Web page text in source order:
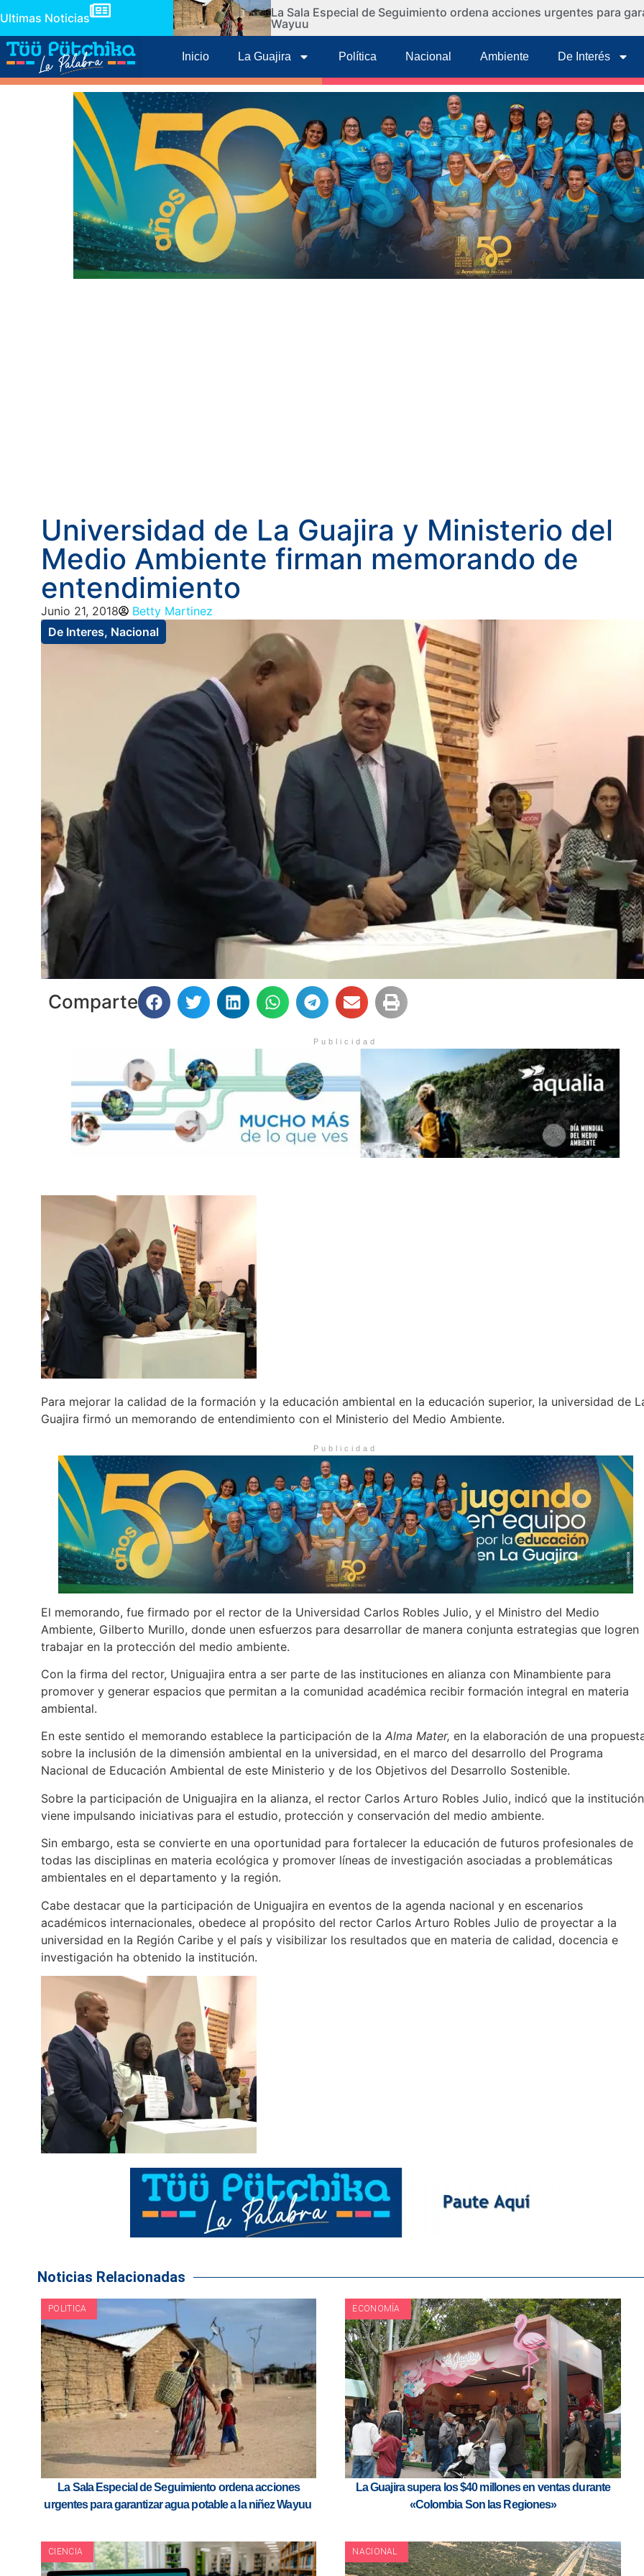
Ultimas Noticias
La Sala Especial de Seguimiento ordena acciones urgentes para
Wayuu
Inicio La Guajira Política Nacional Ambiente De Interés
Universidad de La Guajira y Ministerio del
Medio Ambiente firman memorando de
entendimiento
Junio 21, 2018
Betty Martinez
De Interes, Nacional
Comparte
Publicidad
Para mejorar la calidad de la formación y la educación ambiental en la educación superior, la universidad de
Guajira firmó un memorando de entendimiento con el Ministerio del Medio Ambiente.
Publicidad
El memorando, fue firmado por el rector de la Universidad Carlos Robles Julio, y el Ministro del Medio
Ambiente, Gilberto Murillo, donde unen esfuerzos para desarrollar de manera conjunta estrategias que logren
trabajar en la protección del medio ambiente.
Con la firma del rector, Uniguajira entra a ser parte de las instituciones en alianza con Minambiente para
promover y generar espacios que permitan a la comunidad académica recibir formación integral en materia
ambiental.
En este sentido el memorando establece la participación de la Alma Mater, en la elaboración de una
sobre la inclusión de la dimensión ambiental en la universidad, en el marco del desarrollo del Programa
Nacional de Educación Ambiental de este Ministerio y de los Objetivos del Desarrollo Sostenible.
Sobre la participación de Uniguajira en la alianza, el rector Carlos Arturo Robles Julio, indicó que la institución
viene impulsando iniciativas para el estudio, protección y conservación del medio ambiente.
Sin embargo, esta se convierte en una oportunidad para fortalecer la educación de futuros profesionales de
todas las disciplinas en materia ecológica y promover líneas de investigación asociadas a problemáticas
ambientales en el departamento y la región.
Cabe destacar que la participación de Uniguajira en eventos de la agenda nacional y en escenarios
académicos internacionales, obedece al propósito del rector Carlos Arturo Robles Julio de proyectar a la
universidad en la Región Caribe y el país y visibilizar los resultados que en materia de calidad, docencia e
investigación ha obtenido la institución.
Noticias Relacionadas
POLITICA
La Sala Especial de Seguimiento ordena acciones
urgentes para garantizar agua potable a la niñez Wayuu
ECONOMÍA
La Guajira supera los $40 millones en ventas durante
«Colombia Son las Regiones»
CIENCIA NACIONAL